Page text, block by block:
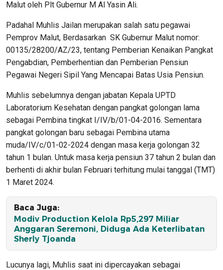
Malut oleh Plt Gubernur M Al Yasin Ali.
Padahal Muhlis Jailan merupakan salah satu pegawai
Pemprov Malut, Berdasarkan SK Gubernur Malut nomor:
00135/28200/AZ/23, tentang Pemberian Kenaikan Pangkat
Pengabdian, Pemberhentian dan Pemberian Pensiun
Pegawai Negeri Sipil Yang Mencapai Batas Usia Pensiun.
Muhlis sebelumnya dengan jabatan Kepala UPTD
Laboratorium Kesehatan dengan pangkat golongan lama
sebagai Pembina tingkat I/IV/b/01-04-2016. Sementara
pangkat golongan baru sebagai Pembina utama
muda/IV/c/01-02-2024 dengan masa kerja golongan 32
tahun 1 bulan. Untuk masa kerja pensiun 37 tahun 2 bulan dan
berhenti di akhir bulan Februari terhitung mulai tanggal (TMT)
1 Maret 2024.
Baca Juga:
Modiv Production Kelola Rp5,297 Miliar
Anggaran Seremoni, Diduga Ada Keterlibatan
Sherly Tjoanda
Lucunya lagi, Muhlis saat ini dipercayakan sebagai